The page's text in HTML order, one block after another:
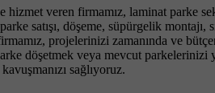
hizmet veren firmamız, laminat parke
satışı, döşeme, süpürgelik
projelerinizi zamanında ve
döşetmek veya mevcut
sağlıyoruz.